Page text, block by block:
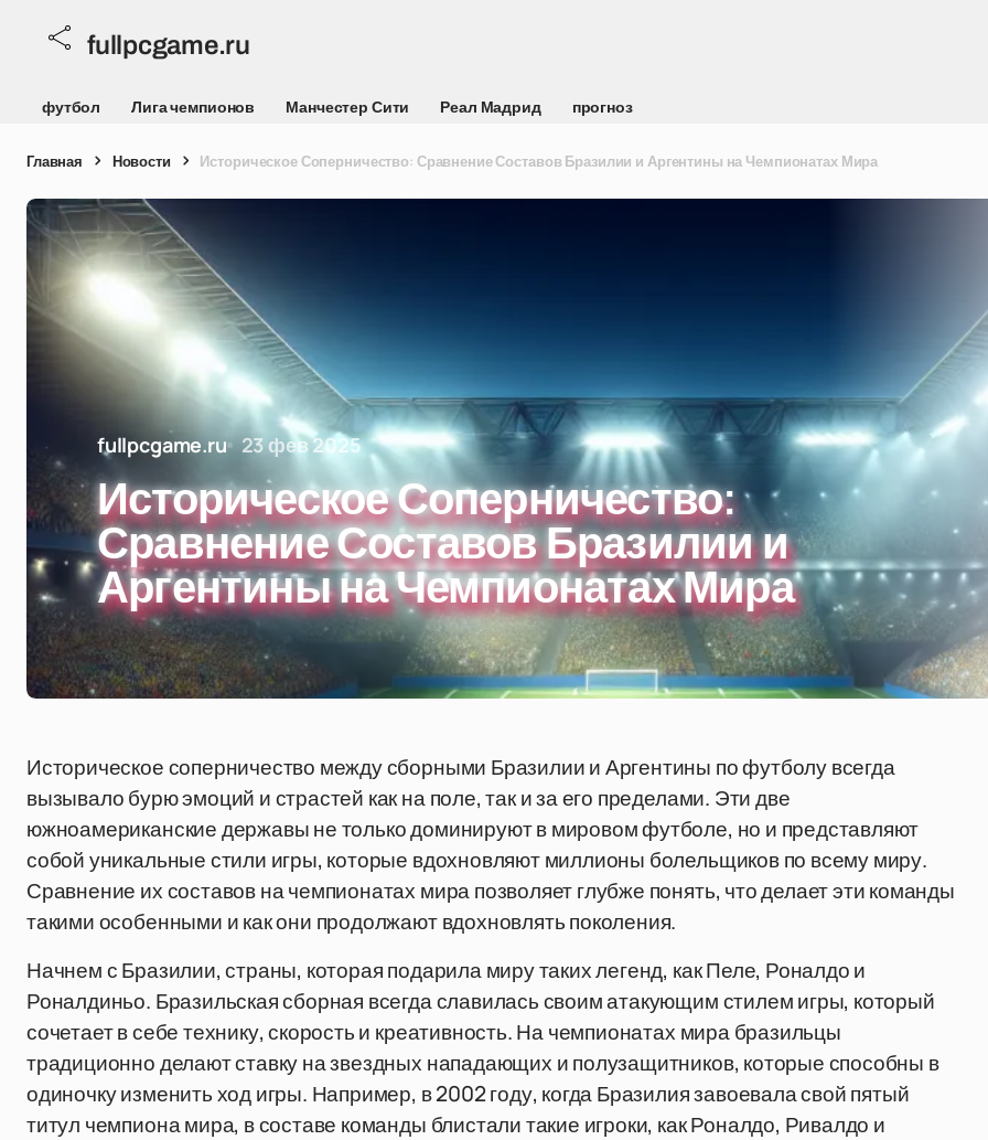
fullpcgame.ru
футбол Лига чемпионов Манчестер Сити Реал Мадрид прогноз
Главная Новости Историческое Соперничество: Сравнение Составов Бразилии и Аргентины на Чемпионатах Мира
fullpcgame.ru 23 фев 2025
Историческое Соперничество:
Сравнение Составов Бразилии и
Аргентины на Чемпионатах Мира
Историческое соперничество между сборными Бразилии и Аргентины по футболу всегда
вызывало бурю эмоций и страстей как на поле, так и за его пределами. Эти две
южноамериканские державы не только доминируют в мировом футболе, но и представляют
собой уникальные стили игры, которые вдохновляют миллионы болельщиков по всему миру.
Сравнение их составов на чемпионатах мира позволяет глубже понять, что делает эти команды
такими особенными и как они продолжают вдохновлять поколения.
Начнем с Бразилии, страны, которая подарила миру таких легенд, как Пеле, Роналдо и
Роналдиньо. Бразильская сборная всегда славилась своим атакующим стилем игры, который
сочетает в себе технику, скорость и креативность. На чемпионатах мира бразильцы
традиционно делают ставку на звездных нападающих и полузащитников, которые способны в
одиночку изменить ход игры. Например, в 2002 году, когда Бразилия завоевала свой пятый
титул чемпиона мира, в составе команды блистали такие игроки, как Роналдо, Ривалдо и